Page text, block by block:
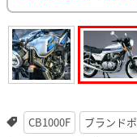
CB1000F ブランド